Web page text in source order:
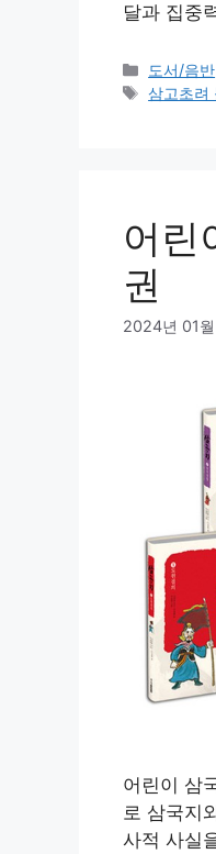
달과 집중
카
테
도서/음반
태
삼고초려
어린
권
2024년 01
어린이 삼
로 삼국지
사적 사실